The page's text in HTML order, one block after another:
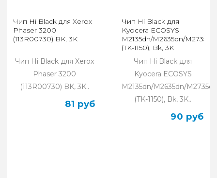
Чип Hi Black для Xerox
Phaser 3200
(113R00730) BK, 3K
Чип Hi Black для Xerox
Phaser 3200
(113R00730) BK, 3K..
81 руб
Чип Hi Black для
Kyocera ECOSYS
M2135dn/M2635dn/
(TK-1150), Bk, 3K
Чип Hi Black для
Kyocera ECOSYS
M2135dn/M2635dn/
(TK-1150), Bk, 3K..
90 руб